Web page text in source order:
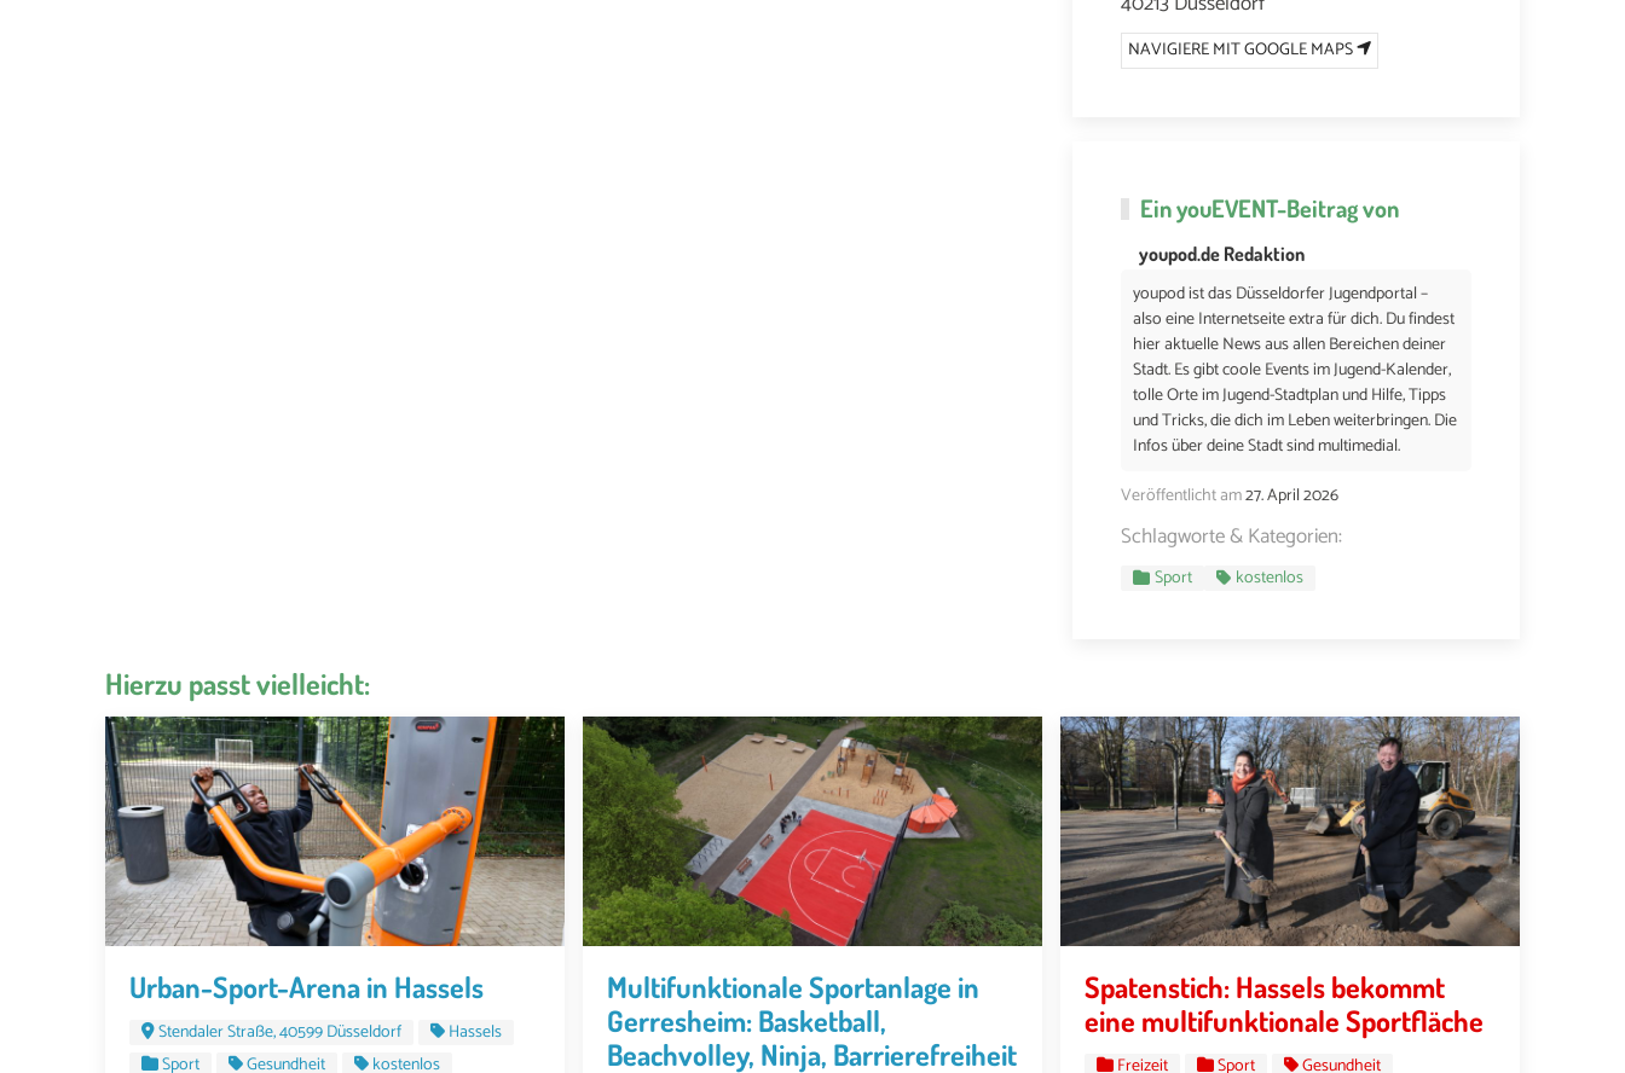
NAVIGIERE MIT GOOGLE MAPS
EinyouEVENT-Beitrag von
youpod.de Redaktion
youpod ist das Düsseldorfer Jugendportal –
also eine Internetseite extra für dich. Du findest
hier aktuelle News aus allen Bereichen deiner
Stadt. Es gibt coole Events im Jugend-Kalender,
tolle Orte im Jugend-Stadtplan und Hilfe, Tipps
und Tricks, die dich im Leben weiterbringen. Die
Infos über deine Stadt sind multimedial.
Veröffentlicht am27. April 2026
Schlagworte & Kategorien:
Sport kostenlos
Hierzu passt vielleicht:
Urban-Sport-Arena in Hassels
Stendaler Straße, 40599 Düsseldorf
Hassels
Sport
Gesundheit kostenlos
Multifunktionale Sportanlage in
Gerresheim: Basketball,
Beachvolley, Ninja, Barrierefreiheit
Spatenstich: Hassels bekommt
eine multifunktionale Sportfläche
Freizeit Sport
Gesundheit